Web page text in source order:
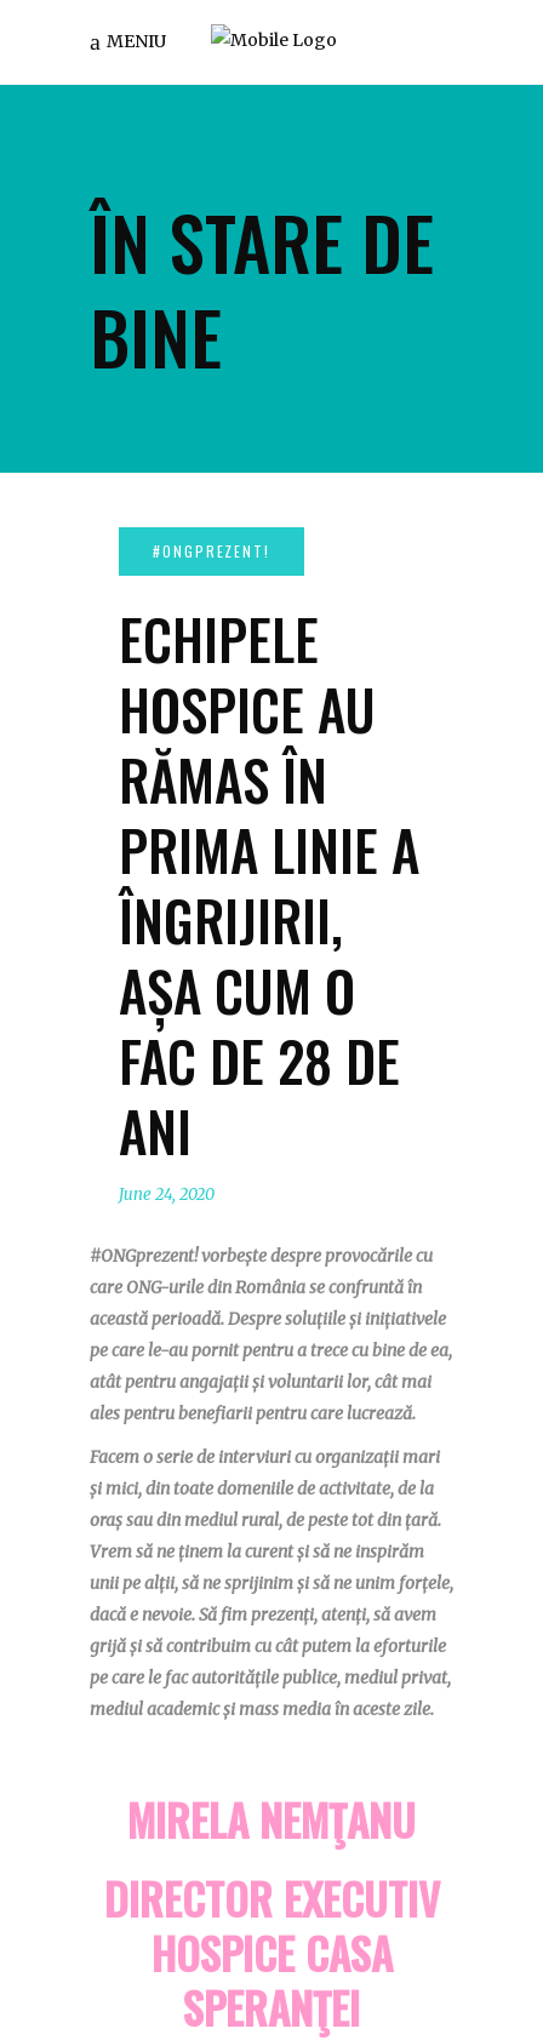
MENIU
ÎN STARE DE
BINE
ECHIPELE
HOSPICE AU
RĂMAS ÎN
PRIMA LINIE A
ÎNGRIJIRII,
AȘA CUM O
FAC DE 28 DE
ANI
June 24, 2020
#ONGprezent! vorbește despre provocările cu
care ONG-urile din România se confruntă în
această perioadă. Despre soluțiile și inițiativele
pe care le-au pornit pentru a trece cu bine de ea,
atât pentru angajații și voluntarii lor, cât mai
ales pentru benefiarii pentru care lucrează.
Facem o serie de interviuri cu organizații mari
și mici, din toate domeniile de activitate, de la
oraș sau din mediul rural, de peste tot din țară.
Vrem să ne ținem la curent și să ne inspirăm
unii pe alții, să ne sprijinim și să ne unim forțele,
dacă e nevoie. Să fim prezenți, atenți, să avem
grijă și să contribuim cu cât putem la eforturile
pe care le fac autoritățile publice, mediul privat,
mediul academic și mass media în aceste zile.
MIRELA NEMŢANU
DIRECTOR EXECUTIV
HOSPICE CASA
SPERANŢEI